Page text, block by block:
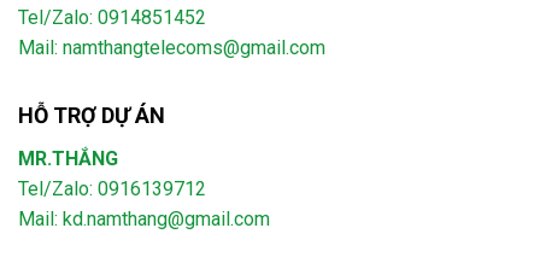
Tel/Zalo: 0914851452
Mail: namthangtelecoms@gmail.com
HỖ TRỢ DỰ ÁN
MR.THẮNG
Tel/Zalo: 0916139712
Mail: kd.namthang@gmail.com